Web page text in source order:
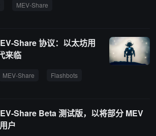
用户，而不仅仅是验证者和区块构建者。Flas
从而使搜索者能够进一步优化他们的 MEV 捕
MEV-Share
Share 协议：以太坊用
来临
MEV-Share Flashbots
Share Beta 测试版，以将部分 MEV
户